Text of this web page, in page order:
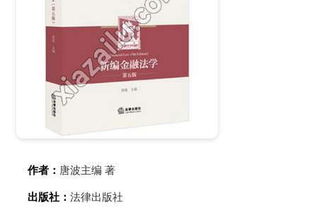
作者： 唐波主编 著
出版社： 法律出版社